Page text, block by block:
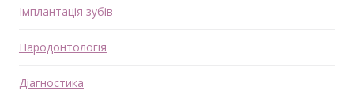
Імплантація зубів
Пародонтологія
Діагностика